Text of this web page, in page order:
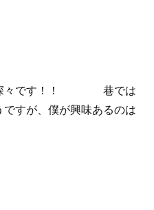
深々です！！ 巷では
ですが、僕が興味あるのは